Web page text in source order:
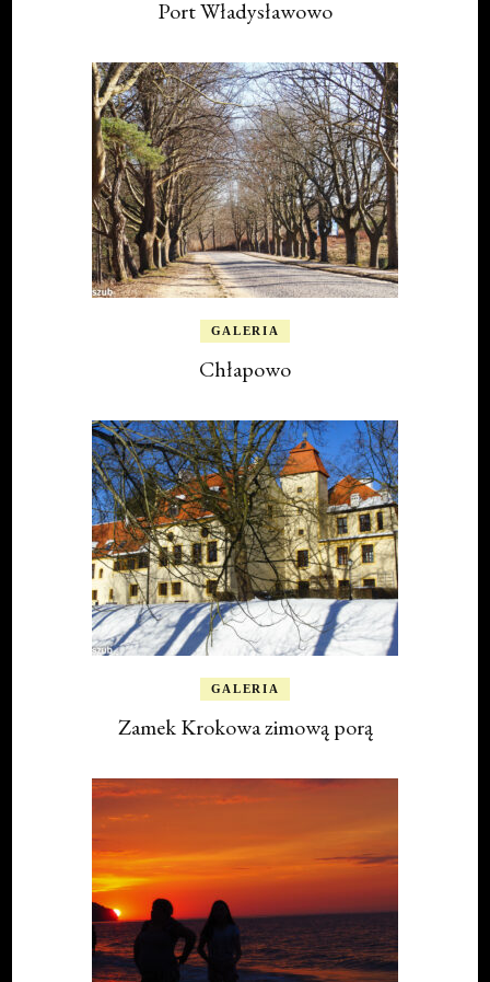
Port Władysławowo
GALERIA
Chłapowo
GALERIA
Zamek Krokowa zimową porą